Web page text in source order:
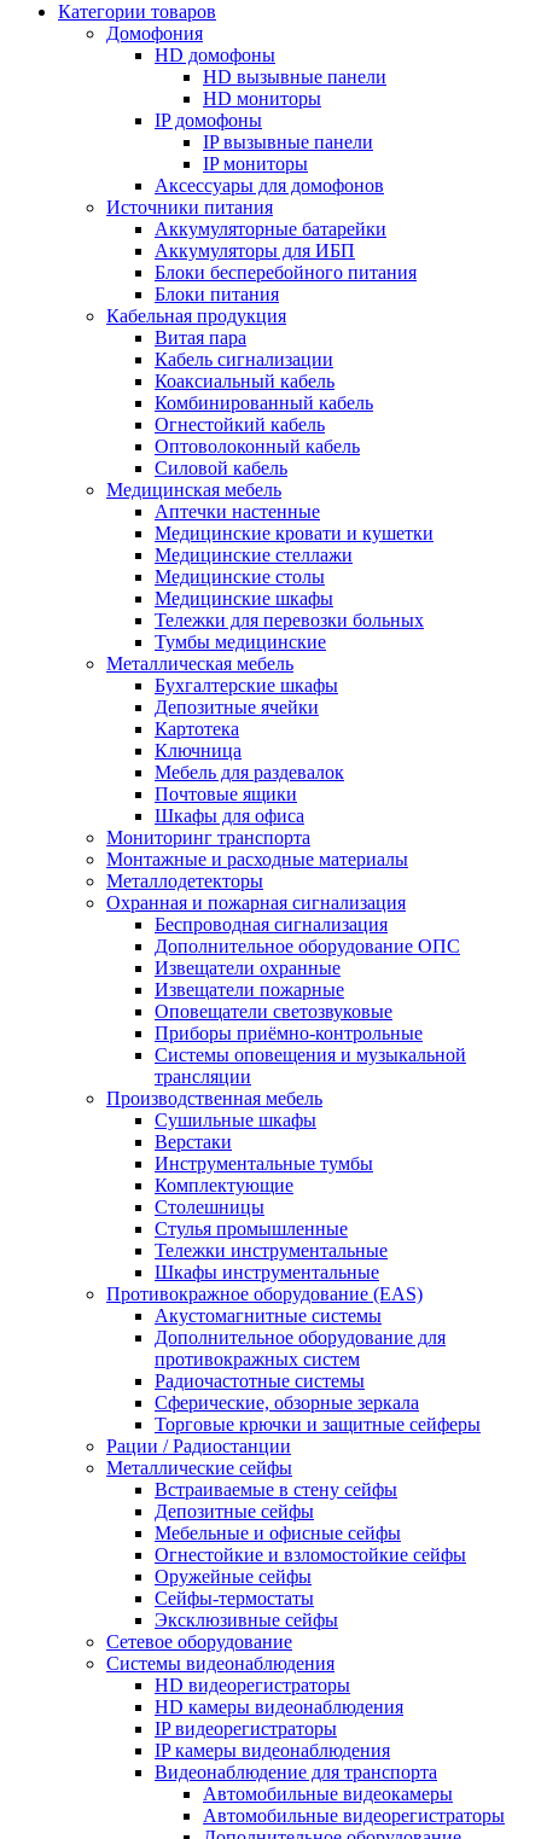
Категории товаров
Домофония
HD домофоны
HD вызывные панели
HD мониторы
IP домофоны
IP вызывные панели
IP мониторы
Аксессуары для домофонов
Источники питания
Аккумуляторные батарейки
Аккумуляторы для ИБП
Блоки бесперебойного питания
Блоки питания
Кабельная продукция
Витая пара
Кабель сигнализации
Коаксиальный кабель
Комбинированный кабель
Огнестойкий кабель
Оптоволоконный кабель
Силовой кабель
Медицинская мебель
Аптечки настенные
Медицинские кровати и кушетки
Медицинские стеллажи
Медицинские столы
Медицинские шкафы
Тележки для перевозки больных
Тумбы медицинские
Металлическая мебель
Бухгалтерские шкафы
Депозитные ячейки
Картотека
Ключница
Мебель для раздевалок
Почтовые ящики
Шкафы для офиса
Мониторинг транспорта
Монтажные и расходные материалы
Металлодетекторы
Охранная и пожарная сигнализация
Беспроводная сигнализация
Дополнительное оборудование ОПС
Извещатели охранные
Извещатели пожарные
Оповещатели светозвуковые
Приборы приёмно-контрольные
Системы оповещения и музыкальной
трансляции
Производственная мебель
Cушильные шкафы
Верстаки
Инструментальные тумбы
Комплектующие
Столешницы
Стулья промышленные
Тележки инструментальные
Шкафы инструментальные
Противокражное оборудование (EAS)
Акустомагнитные системы
Дополнительное оборудование для
противокражных систем
Радиочастотные системы
Сферические, обзорные зеркала
Торговые крючки и защитные сейферы
Рации / Радиостанции
Металлические сейфы
Встраиваемые в стену сейфы
Депозитные сейфы
Мебельные и офисные сейфы
Огнестойкие и взломостойкие сейфы
Оружейные сейфы
Сейфы-термостаты
Эксклюзивные сейфы
Сетевое оборудование
Системы видеонаблюдения
HD видеорегистраторы
HD камеры видеонаблюдения
IP видеорегистраторы
IP камеры видеонаблюдения
Видеонаблюдение для транспорта
Автомобильные видеокамеры
Автомобильные видеорегистраторы